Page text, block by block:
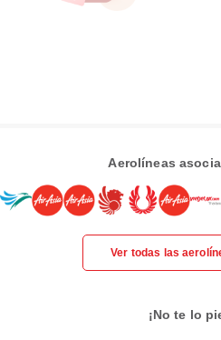
Aerolíneas
Ver todas las
¡No te lo